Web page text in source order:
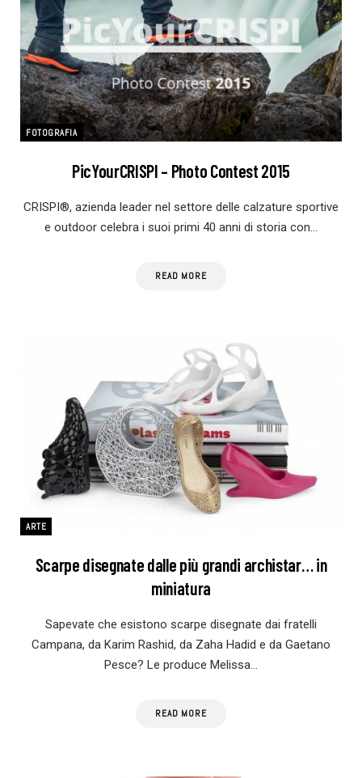
FOTOGRAFIA
PicYourCRISPI – Photo Contest 2015
CRISPI®, azienda leader nel settore delle calzature sportive
e outdoor celebra i suoi primi 40 anni di storia con…
READ MORE
ARTE
Scarpe disegnate dalle più grandi archistar… in
miniatura
Sapevate che esistono scarpe disegnate dai fratelli
Campana, da Karim Rashid, da Zaha Hadid e da Gaetano
Pesce? Le produce Melissa…
READ MORE